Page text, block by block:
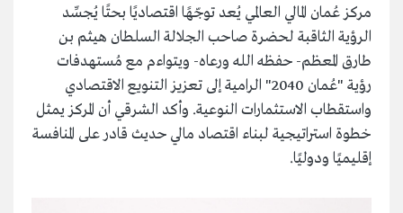
مركز عُمان المالي العالمي يُعد توجّهًا اقتصاديًا بحتًا يُجسِّد
الرؤية الثاقبة لحضرة صاحب الجلالة السلطان هيثم بن
طارق المعظم- حفظه الله ورعاه- ويتواءم مع مُستهدفات
رؤية "عُمان 2040" الرامية إلى تعزيز التنويع الاقتصادي
واستقطاب الاستثمارات النوعية. وأكد الشرقي أن المركز يمثل
خطوة استراتيجية لبناء اقتصاد مالي حديث قادر على المنافسة
إقليميًا ودوليًا.